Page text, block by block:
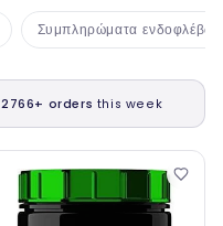
Συμπληρώματα
2766+ orders this week